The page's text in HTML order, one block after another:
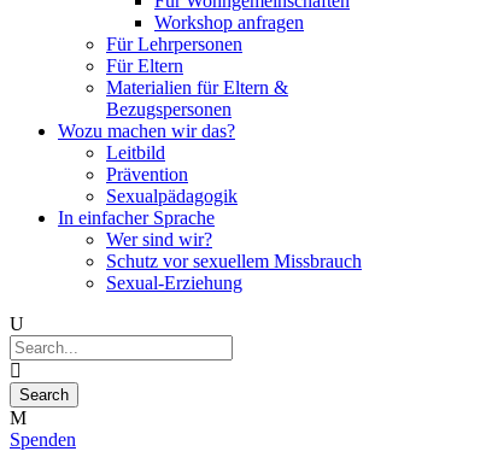
Workshop anfragen
Für Lehrpersonen
Für Eltern
Materialien für Eltern &
Bezugspersonen
Wozu machen wir das?
Leitbild
Prävention
Sexualpädagogik
In einfacher Sprache
Wer sind wir?
Schutz vor sexuellem Missbrauch
Sexual-Erziehung
Spenden